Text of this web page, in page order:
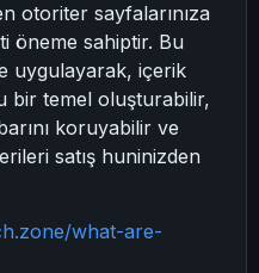
otoriter sayfalarınıza
öneme sahiptir. Bu
uygulayarak, içerik
bir temel oluşturabilir,
koruyabilir ve
satış huninizden
what-are-